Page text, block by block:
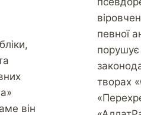
він
певної
порушує
творах